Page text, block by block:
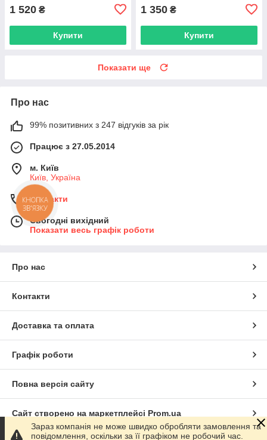
1 520 ₴
Купити
1 350 ₴
Купити
Показати ще
Про нас
99% позитивних з 247 відгуків за рік
Працює з 27.05.2014
м. Київ
Київ, Україна
Контакти
Сьогодні вихідний
Показати весь графік роботи
Про нас
Контакти
Доставка та оплата
Графік роботи
Повна версія сайту
Сайт створено на маркетплейсі Prom.ua
Зараз компанія не може швидко обробляти замовлення та
повідомлення, оскільки за її графіком не робочий час.
КНОПКА
ЗВ'ЯЗКУ